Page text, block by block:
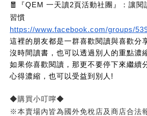
🧧『QEM 一天讀2頁活動社團』：讓閱
習慣
https://www.facebook.com/groups/
這裡的朋友都是一群喜歡閱讀與喜歡分
沒時間讀書，也可以透過別人的重點濃
如果你喜歡閱讀，那更不要停下來繼續
心得濃縮，也可以受益到別人!
◆購買小叮嚀◆
※本賣場內皆為國外免稅店及商店合法